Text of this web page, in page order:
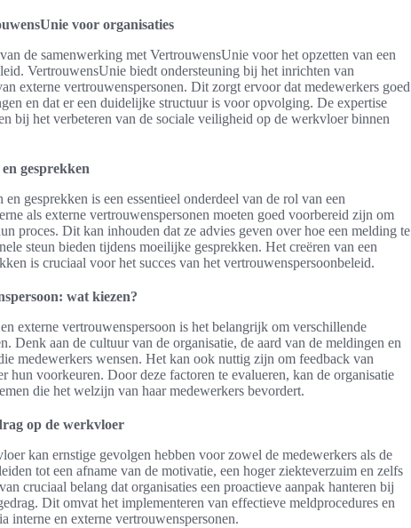
voor organisaties
de samenwerking met VertrouwensUnie voor het opzetten van een
VertrouwensUnie biedt ondersteuning bij het inrichten van
externe vertrouwenspersonen. Dit zorgt ervoor dat medewerkers goed
en dat er een duidelijke structuur is voor opvolging. De expertise
bij het verbeteren van de sociale veiligheid op de werkvloer binnen
gesprekken
gesprekken is een essentieel onderdeel van de rol van een
als externe vertrouwenspersonen moeten goed voorbereid zijn om
proces. Dit kan inhouden dat ze advies geven over hoe een melding te
steun bieden tijdens moeilijke gesprekken. Het creëren van een
is cruciaal voor het succes van het vertrouwenspersoonbeleid.
wat kiezen?
externe vertrouwenspersoon is het belangrijk om verschillende
Denk aan de cultuur van de organisatie, de aard van de meldingen en
medewerkers wensen. Het kan ook nuttig zijn om feedback van
hun voorkeuren. Door deze factoren te evalueren, kan de organisatie
die het welzijn van haar medewerkers bevordert.
op de werkvloer
kan ernstige gevolgen hebben voor zowel de medewerkers als de
tot een afname van de motivatie, een hoger ziekteverzuim en zelfs
cruciaal belang dat organisaties een proactieve aanpak hanteren bij
Dit omvat het implementeren van effectieve meldprocedures en
interne en externe vertrouwenspersonen.